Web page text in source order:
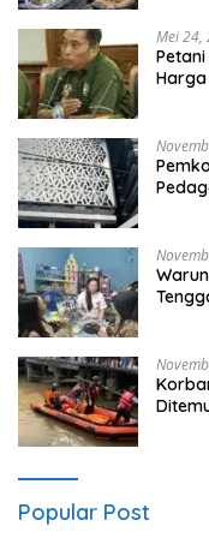
Mei 24,
Popular Post